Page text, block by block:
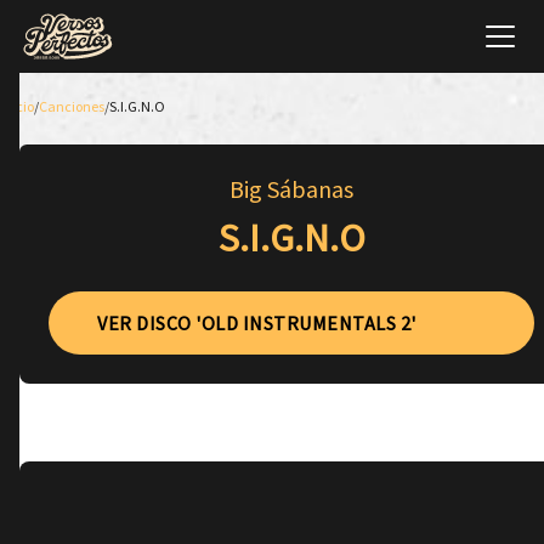
Inicio/Canciones/S.I.G.N.O
Big Sábanas
S.I.G.N.O
VER DISCO 'OLD INSTRUMENTALS 2'